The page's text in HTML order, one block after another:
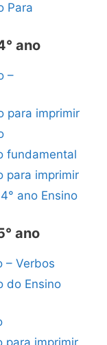
Para
ano
–
para imprimir
fundamental
para imprimir
ano Ensino
ano
– Verbos
do Ensino